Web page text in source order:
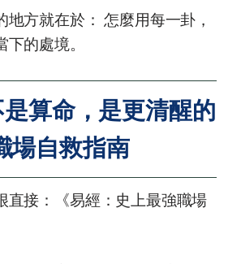
地方就在於： 怎麼用每一卦，
的處境。
算命，是更清醒的
場自救指南
直接：《易經：史上最強職場